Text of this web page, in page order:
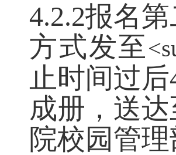
4.2.2报名第
方式发至<
止时间过后
成册，送
院校园管理